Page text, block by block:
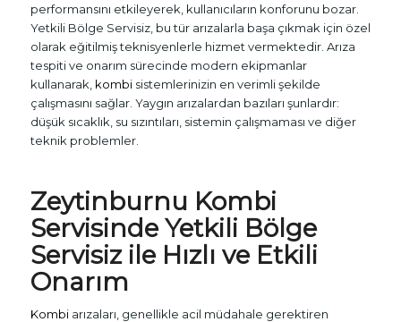
performansını etkileyerek, kullanıcıların konforunu bozar.
Yetkili Bölge Servisiz, bu tür arızalarla başa çıkmak için özel
olarak eğitilmiş teknisyenlerle hizmet vermektedir. Arıza
tespiti ve onarım sürecinde modern ekipmanlar
kullanarak, kombisistemlerinizin en verimli şekilde
çalışmasını sağlar. Yaygın arızalardan bazıları şunlardır:
düşük sıcaklık, su sızıntıları, sistemin çalışmaması ve diğer
teknik problemler.
Zeytinburnu Kombi
Servisinde Yetkili Bölge
Servisiz ile Hızlı ve Etkili
Onarım
Kombiarızaları, genellikle acil müdahale gerektiren